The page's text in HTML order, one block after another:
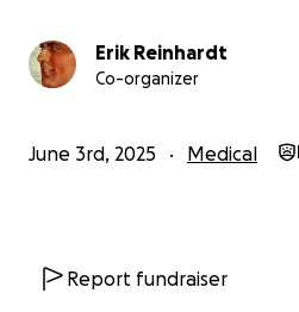
Erik Reinhardt
Co-organizer
June 3rd, 2025 Medical
Report fundraiser